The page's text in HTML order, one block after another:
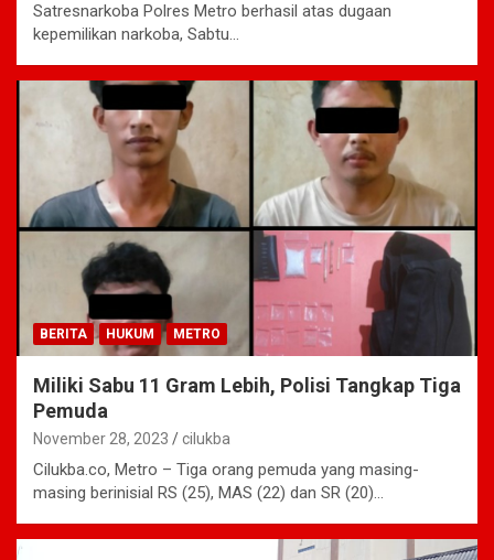
Satresnarkoba Polres Metro berhasil atas dugaan
kepemilikan narkoba, Sabtu…
BERITA HUKUM METRO
Miliki Sabu 11 Gram Lebih, Polisi Tangkap Tiga
Pemuda
November 28, 2023 cilukba
Cilukba.co, Metro – Tiga orang pemuda yang masing-
masing berinisial RS (25), MAS (22) dan SR (20)…